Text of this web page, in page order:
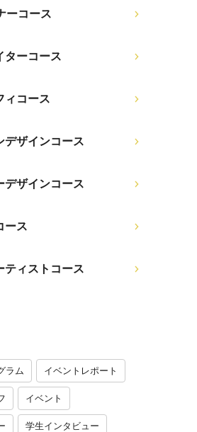
ーコース
ターコース
ィコース
デザインコース
デザインコース
ース
ティストコース
ラム イベントレポート
イベント
学生インタビュー